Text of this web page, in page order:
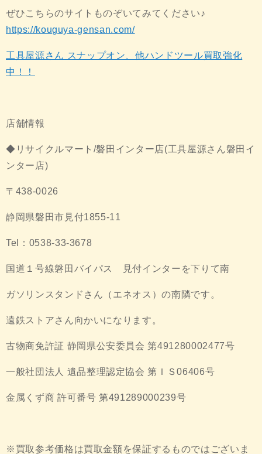
ぜひこちらのサイトものぞいてみてください♪
https://kouguya-gensan.com/
工具屋源さん スナップオン、他ハンドツール買取強化
中！！
店舗情報
◆リサイクルマート/磐田インター店(工具屋源さん磐田イ
ンター店)
〒438-0026
静岡県磐田市見付1855-11
Tel：0538-33-3678
国道１号線磐田バイパス 見付インターを下りて南
ガソリンスタンドさん（エネオス）の南隣です。
遠鉄ストアさん向かいになります。
古物商免許証 静岡県公安委員会 第491280002477号
一般社団法人 遺品整理認定協会 第ＩＳ06406号
金属くず商 許可番号 第491289000239号
※買取参考価格は買取金額を保証するものではございま